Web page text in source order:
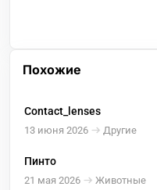
Похожие
Contact_lenses
13 июня 2026 Другие
Пинто
21 мая 2026 Животные